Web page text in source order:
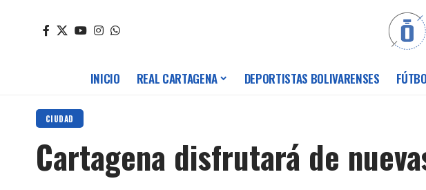
INICIO REAL CARTAGENA DEPORTISTAS BOLIVARENSES
CIUDAD
Cartagena disfrutará de